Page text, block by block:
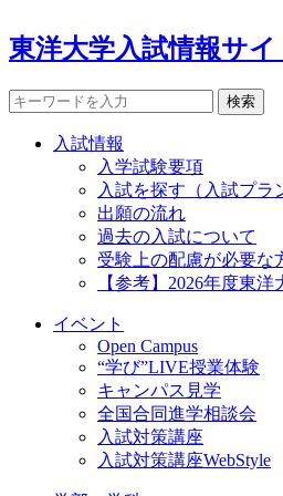
東洋大学入試情報サ
検索
入試情報
入学試験要項
入試を探す（入試プラ
出願の流れ
過去の入試について
受験上の配慮が必要な
【参考】2026年度東
イベント
Open Campus
“学び”LIVE授業体験
キャンパス見学
全国合同進学相談会
入試対策講座
入試対策講座WebStyle